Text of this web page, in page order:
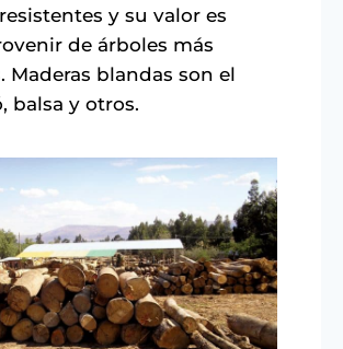
y su valor es
de árboles más
Maderas blandas son el
balsa y otros.